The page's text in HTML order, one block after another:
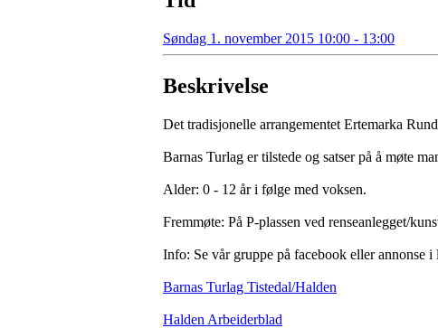
Søndag 1. november 2015 10:00 - 13:00
Beskrivelse
Det tradisjonelle arrangementet Ertemarka
Barnas Turlag er tilstede og satser på å møte
Alder: 0 - 12 år i følge med voksen.
Fremmøte: På P-plassen ved renseanlegget/
Info: Se vår gruppe på facebook eller annonse
Barnas Turlag Tistedal/Halden
Halden Arbeiderblad